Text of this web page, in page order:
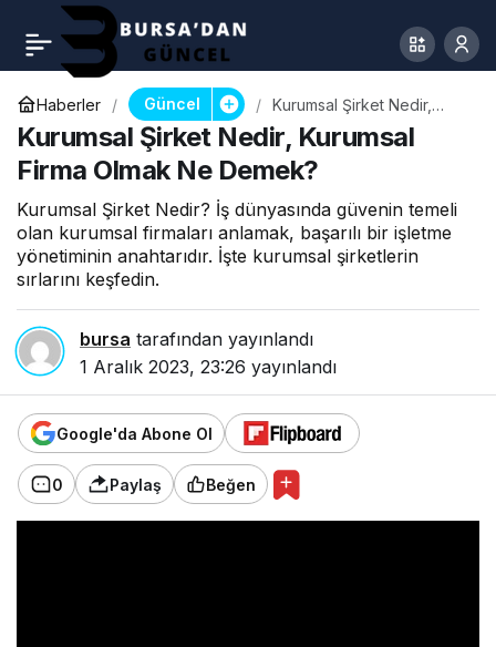
Haberler Güncel
Kurumsal Şirket Nedir,
Kurumsal Firma Olmak Ne
Demek?
Kurumsal Şirket Nedir, Kurumsal
Firma Olmak Ne Demek?
Kurumsal Şirket Nedir? İş dünyasında güvenin temeli
olan kurumsal firmaları anlamak, başarılı bir işletme
yönetiminin anahtarıdır. İşte kurumsal şirketlerin
sırlarını keşfedin.
bursa tarafından yayınlandı
1 Aralık 2023, 23:26 yayınlandı
Google'da Abone Ol
0 Paylaş Beğen